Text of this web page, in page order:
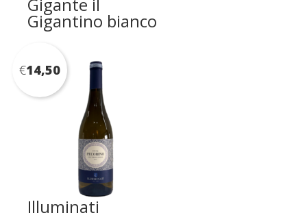
Gigantino bianco
Illuminati
€14,50